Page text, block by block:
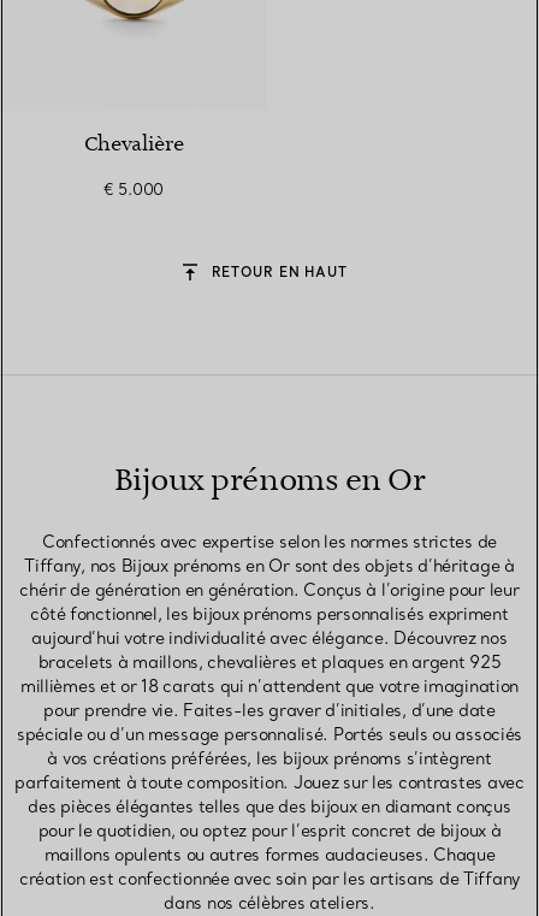
Chevalière
€ 5.000
RETOUR EN HAUT
Bijoux prénoms en Or
Confectionnés avec expertise selon les normes strictes de
Tiffany, nos Bijoux prénoms en Or sont des objets d’héritage à
chérir de génération en génération. Conçus à l’origine pour leur
côté fonctionnel, les bijoux prénoms personnalisés expriment
aujourd’hui votre individualité avec élégance. Découvrez nos
bracelets à maillons, chevalières et plaques en argent 925
millièmes et or 18 carats qui n’attendent que votre imagination
pour prendre vie. Faites-les graver d’initiales, d’une date
spéciale ou d’un message personnalisé. Portés seuls ou associés
à vos créations préférées, les bijoux prénoms s’intègrent
parfaitement à toute composition. Jouez sur les contrastes avec
des pièces élégantes telles que des bijoux en diamant conçus
pour le quotidien, ou optez pour l’esprit concret de bijoux à
maillons opulents ou autres formes audacieuses. Chaque
création est confectionnée avec soin par les artisans de Tiffany
dans nos célèbres ateliers.